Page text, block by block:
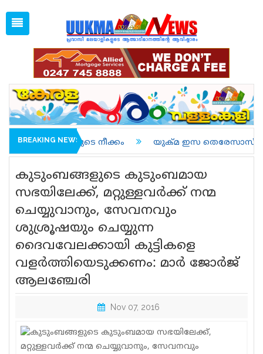
1 GBP =
128.59
Latest News
Associations
Spiritual
UK NEWS
World
uukma
Sports
Classifieds
Law
Open
Menu
BREAKING NEWSയുക്മ ഇസ തെരേസാസ് ഓണച്ചന്തം മലയാളി
കുടുംബങ്ങളുടെ കുടുംബമായ
സഭയിലേക്ക്, മറ്റുള്ളവര്‍ക്ക് നന്മ
ചെയ്യുവാനും, സേവനവും
ശുശ്രൂഷയും ചെയ്യുന്ന
ദൈവവേലക്കായി കുട്ടികളെ
വളര്‍ത്തിയെടുക്കണം: മാര്‍ ജോര്‍ജ്
ആലഞ്ചേരി
Nov 07, 2016